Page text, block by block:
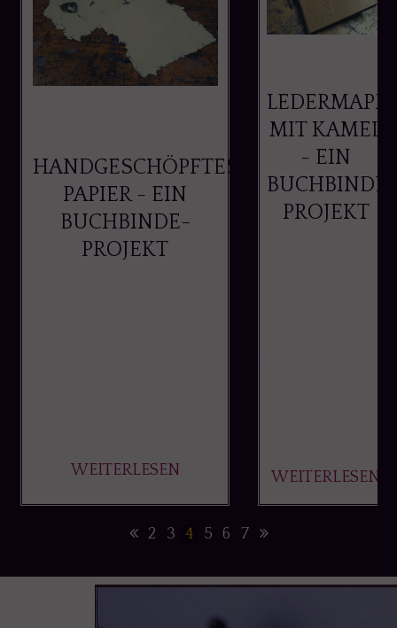
HANDGESCHÖPFTES
PAPIER - EIN
BUCHBINDE-
PROJEKT
WEITERLESEN
MIT KAMEL
- EIN
BUCHBINDE-
PROJEKT
WEITERLESEN
2 3 4 5 6 7